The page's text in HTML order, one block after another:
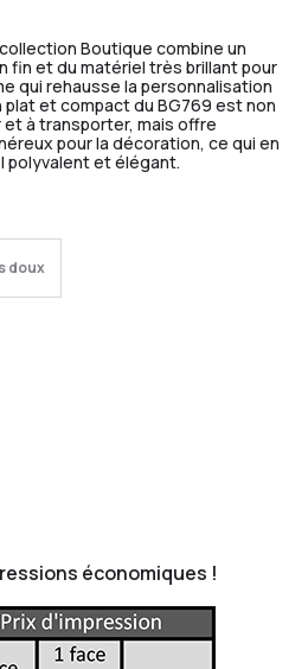
Boutique combine un
fin et du matériel très brillant pour
qui rehausse la personnalisation
et compact du BG769 est non
à transporter, mais offre
pour la décoration, ce qui en
polyvalent et élégant.
doux
économiques !